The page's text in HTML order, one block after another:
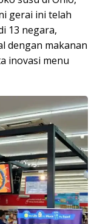
gerai ini telah
13 negara,
dengan makanan
inovasi menu